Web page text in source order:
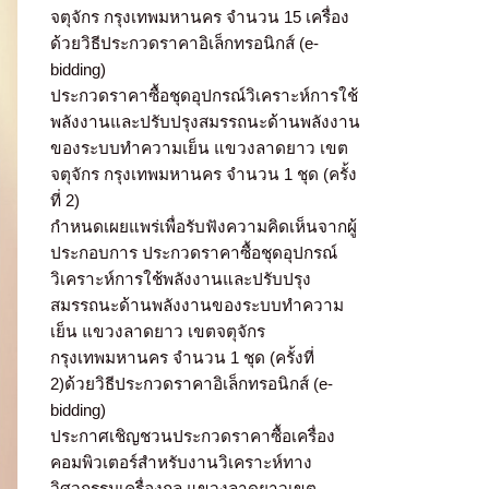
จตุจักร กรุงเทพมหานคร จำนวน 15 เครื่อง
ด้วยวิธีประกวดราคาอิเล็กทรอนิกส์ (e-
bidding)
ประกวดราคาซื้อชุดอุปกรณ์วิเคราะห์การใช้
พลังงานและปรับปรุงสมรรถนะด้านพลังงาน
ของระบบทำความเย็น แขวงลาดยาว เขต
จตุจักร กรุงเทพมหานคร จำนวน 1 ชุด (ครั้ง
ที่ 2)
กำหนดเผยแพร่เพื่อรับฟังความคิดเห็นจากผู้
ประกอบการ ประกวดราคาซื้อชุดอุปกรณ์
วิเคราะห์การใช้พลังงานและปรับปรุง
สมรรถนะด้านพลังงานของระบบทำความ
เย็น แขวงลาดยาว เขตจตุจักร
กรุงเทพมหานคร จำนวน 1 ชุด (ครั้งที่
2)ด้วยวิธีประกวดราคาอิเล็กทรอนิกส์ (e-
bidding)
ประกาศเชิญชวนประกวดราคาซื้อเครื่อง
คอมพิวเตอร์สำหรับงานวิเคราะห์ทาง